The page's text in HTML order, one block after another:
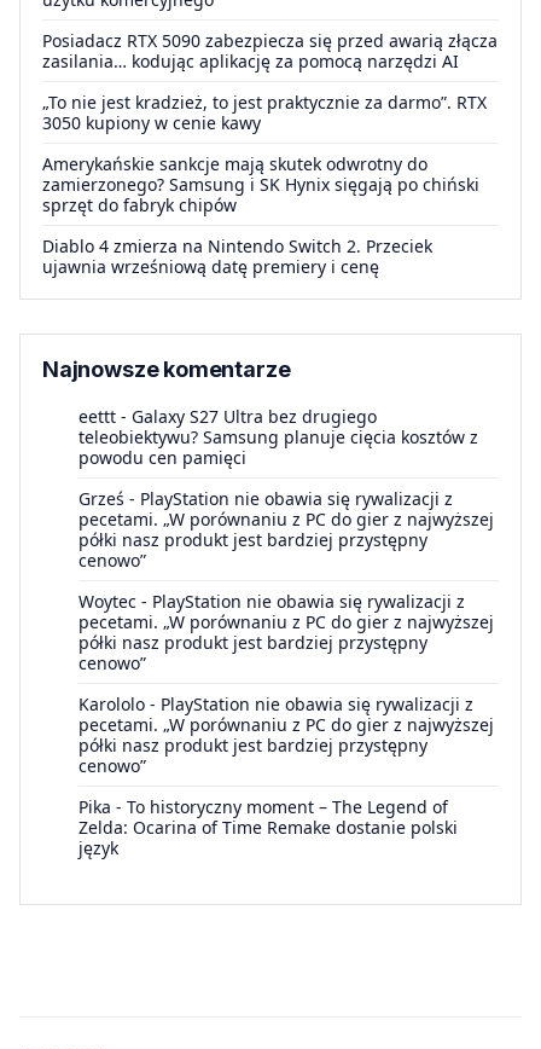
Posiadacz RTX 5090 zabezpiecza się przed awarią złącza
zasilania… kodując aplikację za pomocą narzędzi AI
„To nie jest kradzież, to jest praktycznie za darmo”. RTX
3050 kupiony w cenie kawy
Amerykańskie sankcje mają skutek odwrotny do
zamierzonego? Samsung i SK Hynix sięgają po chiński
sprzęt do fabryk chipów
Diablo 4 zmierza na Nintendo Switch 2. Przeciek
ujawnia wrześniową datę premiery i cenę
Najnowsze komentarze
eettt - Galaxy S27 Ultra bez drugiego
teleobiektywu? Samsung planuje cięcia kosztów z
powodu cen pamięci
Grześ - PlayStation nie obawia się rywalizacji z
pecetami. „W porównaniu z PC do gier z najwyższej
półki nasz produkt jest bardziej przystępny
cenowo”
Woytec - PlayStation nie obawia się rywalizacji z
pecetami. „W porównaniu z PC do gier z najwyższej
półki nasz produkt jest bardziej przystępny
cenowo”
Karololo - PlayStation nie obawia się rywalizacji z
pecetami. „W porównaniu z PC do gier z najwyższej
półki nasz produkt jest bardziej przystępny
cenowo”
Pika - To historyczny moment – The Legend of
Zelda: Ocarina of Time Remake dostanie polski
język